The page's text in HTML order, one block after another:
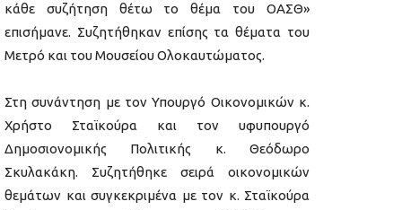
κάθε συζήτηση θέτω το θέμα του ΟΑΣΘ»
επισήμανε. Συζητήθηκαν επίσης τα θέματα του
Μετρό και του Μουσείου Ολοκαυτώματος.
Στη συνάντηση με τον Υπουργό Οικονομικών κ.
Χρήστο Σταϊκούρα και τον υφυπουργό
Δημοσιονομικής Πολιτικής κ. Θεόδωρο
Σκυλακάκη. Συζητήθηκε σειρά οικονομικών
θεμάτων και συγκεκριμένα με τον κ. Σταϊκούρα